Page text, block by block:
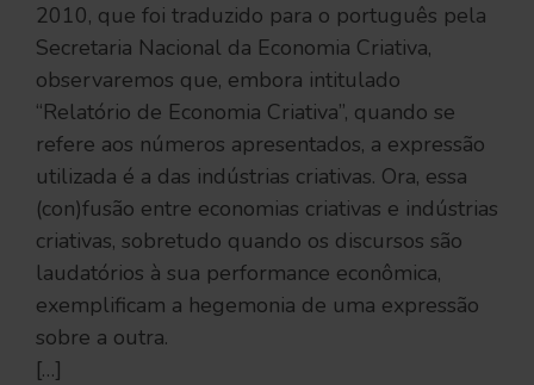
2010, que foi traduzido para o português pela
Secretaria Nacional da Economia Criativa,
observaremos que, embora intitulado
“Relatório de Economia Criativa”, quando se
refere aos números apresentados, a expressão
utilizada é a das indústrias criativas. Ora, essa
(con)fusão entre economias criativas e indústrias
criativas, sobretudo quando os discursos são
laudatórios à sua performance econômica,
exemplificam a hegemonia de uma expressão
sobre a outra.
[…]